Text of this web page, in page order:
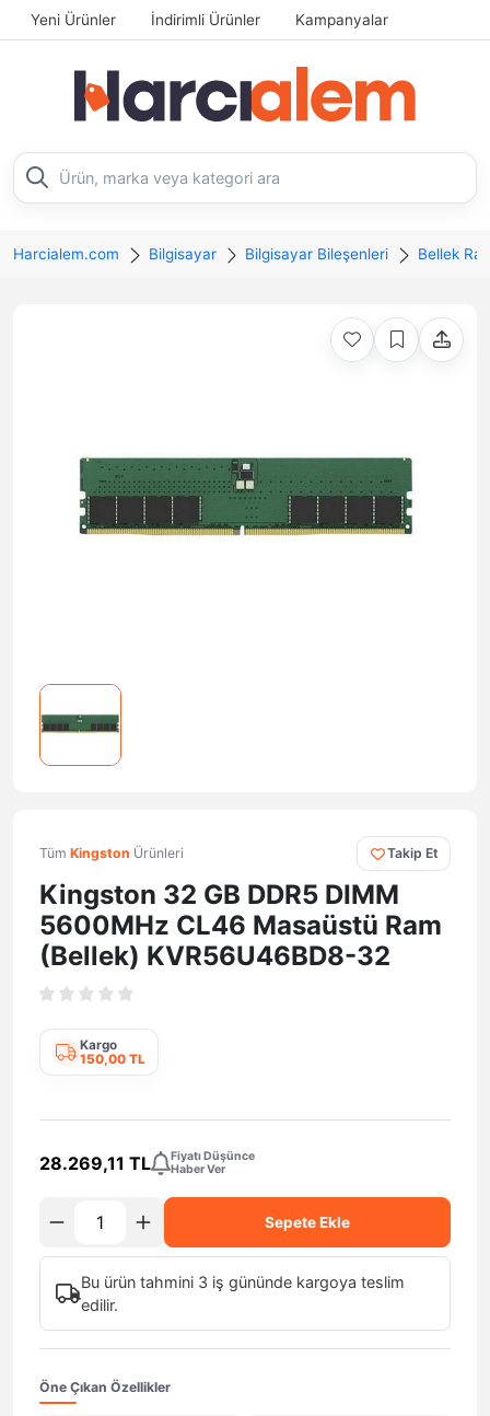
Yeni Ürünler İndirimli Ürünler Kampanyalar
Harcialem.com Bilgisayar Bilgisayar Bileşenleri Bellek
Tüm Kingston Ürünleri Takip Et
Kingston 32 GB DDR5 DIMM
5600MHz CL46 Masaüstü Ram
(Bellek) KVR56U46BD8-32
Kargo
150,00 TL
28.269,11 TL
Fiyatı Düşünce
Haber Ver
Sepete Ekle
Bu ürün tahmini 3 iş gününde kargoya teslim
edilir.
Öne Çıkan Özellikler